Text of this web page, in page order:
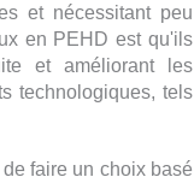
et nécessitant peu
en PEHD est qu'ils
et améliorant les
technologiques, tels
faire un choix basé